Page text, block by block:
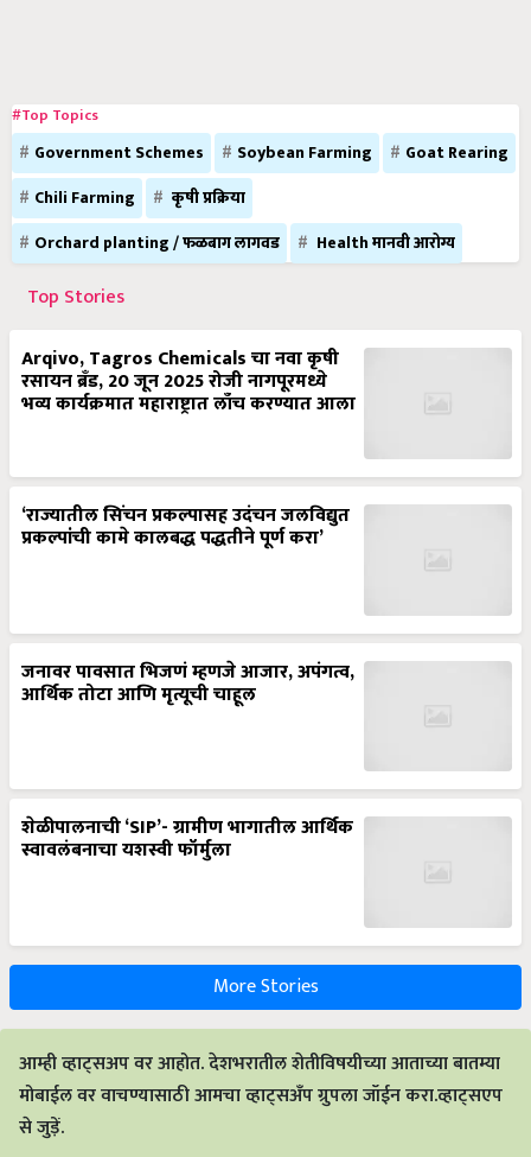
#Top Topics
Government Schemes Soybean Farming
Goat Rearing
Chili Farming
कृषी प्रक्रिया
Orchard planting / फळबाग लागवड
Health मानवी आरोग्य
Top Stories
Arqivo, Tagros Chemicals चा नवा कृषी
रसायन ब्रँड, 20 जून 2025 रोजी नागपूरमध्ये
भव्य कार्यक्रमात महाराष्ट्रात लाँच करण्यात आला
‘राज्यातील सिंचन प्रकल्पासह उदंचन जलविद्युत
प्रकल्पांची कामे कालबद्ध पद्धतीने पूर्ण करा’
जनावर पावसात भिजणं म्हणजे आजार, अपंगत्व,
आर्थिक तोटा आणि मृत्यूची चाहूल
शेळीपालनाची ‘SIP’- ग्रामीण भागातील आर्थिक
स्वावलंबनाचा यशस्वी फॉर्मुला
More Stories
आम्ही व्हाट्सअप वर आहोत. देशभरातील शेतीविषयीच्या आताच्या बातम्या
मोबाईल वर वाचण्यासाठी आमचा व्हाट्सअँप ग्रुपला जॉईन करा.व्हाट्सएप
से जुड़ें.